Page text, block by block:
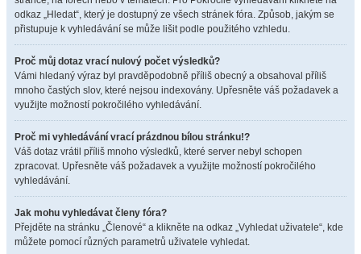
odkaz „Hledat“, který je dostupný ze všech stránek fóra. Způsob, jakým se
přistupuje k vyhledávání se může lišit podle použitého vzhledu.
Proč můj dotaz vrací nulový počet výsledků?
Vámi hledaný výraz byl pravděpodobně příliš obecný a obsahoval příliš
mnoho častých slov, které nejsou indexovány. Upřesněte váš požadavek a
využijte možností pokročilého vyhledávání.
Proč mi vyhledávání vrací prázdnou bílou stránku!?
Váš dotaz vrátil příliš mnoho výsledků, které server nebyl schopen
zpracovat. Upřesněte váš požadavek a využijte možností pokročilého
vyhledávání.
Jak mohu vyhledávat členy fóra?
Přejděte na stránku „Členové“ a klikněte na odkaz „Vyhledat uživatele“, kde
můžete pomocí různých parametrů uživatele vyhledat.